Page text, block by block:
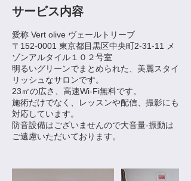
サービス内容
愛称 Vert olive ヴェールトリーブ
〒152-0001 東京都目黒区中央町2-31-11 メ
ゾンアルタイル１０２号室
明るいグリーンでまとめられた、美麗スタイ
リッシュなサロンです。
23㎡の広さ、高速Wi-Fi無料です。
施術だけでなく、レッスンや配信、撮影にも
対応しています。
防音設備はございませんので大音量-振動は
ご遠慮いただいております。